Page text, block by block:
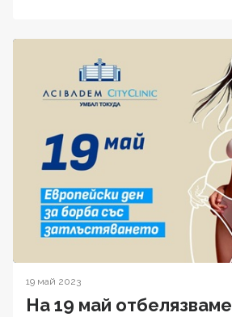
19 май 2023
На 19 май отбелязваме